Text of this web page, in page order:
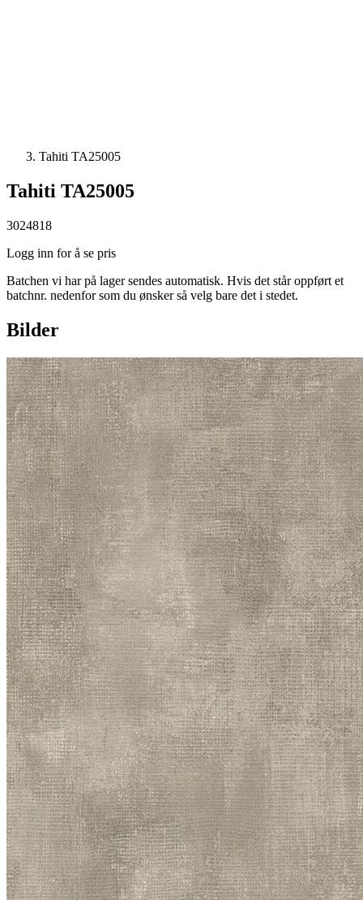
Tahiti TA25005
Tahiti TA25005
3024818
Logg inn for å se pris
Batchen vi har på lager sendes automatisk. Hvis det står oppført et
batchnr. nedenfor som du ønsker så velg bare det i stedet.
Bilder